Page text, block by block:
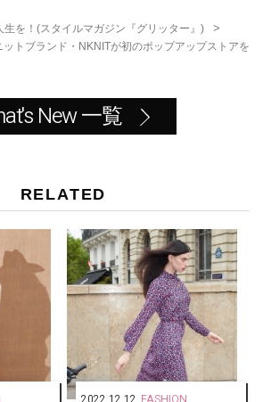
生を！(スタイルマガジン『グリッター』) >
ットブランド・NKNITが初のポップアップストアを
New 一覧
RELATED